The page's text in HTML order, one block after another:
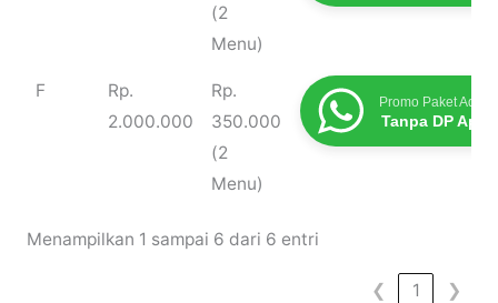
(2
Menu)
F
Rp.
2.000.000
Rp.
350.000
(2
Menu)
Promo Paket
Tanpa DP
Menampilkan 1 sampai 6 dari 6 entri
❮ 1 ❯